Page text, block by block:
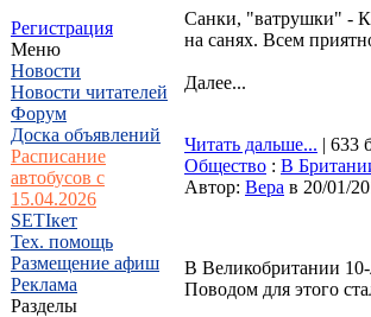
Регистрация
Меню
Новости
Новости читателей
Форум
Доска объявлений
Расписание
автобусов с
15.04.2026
SETIкет
Тех. помощь
Размещение афиш
Реклама
Разделы
Санки, "ватрушки" -
на санях. Всем
Далее...
Читать дальше... | 633
Общество : В
Автор: Bepa в 20/01/
В Великобритании
Поводом для этого